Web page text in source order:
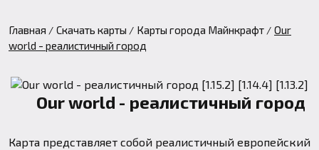
Главная Скачать карты Карты города Майнкрафт
Our
world - реалистичный город
Our world - реалистичный город
Карта представляет собой реалистичный европейский